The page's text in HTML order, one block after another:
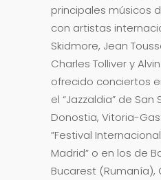
principales músicos
con artistas
Skidmore, Jean
Charles Tolliver y
ofrecido conciertos
el “Jazzaldia” de
Donostia, Vitoria-
”Festival
Madrid” o en los de
Bucarest (Rumanía),